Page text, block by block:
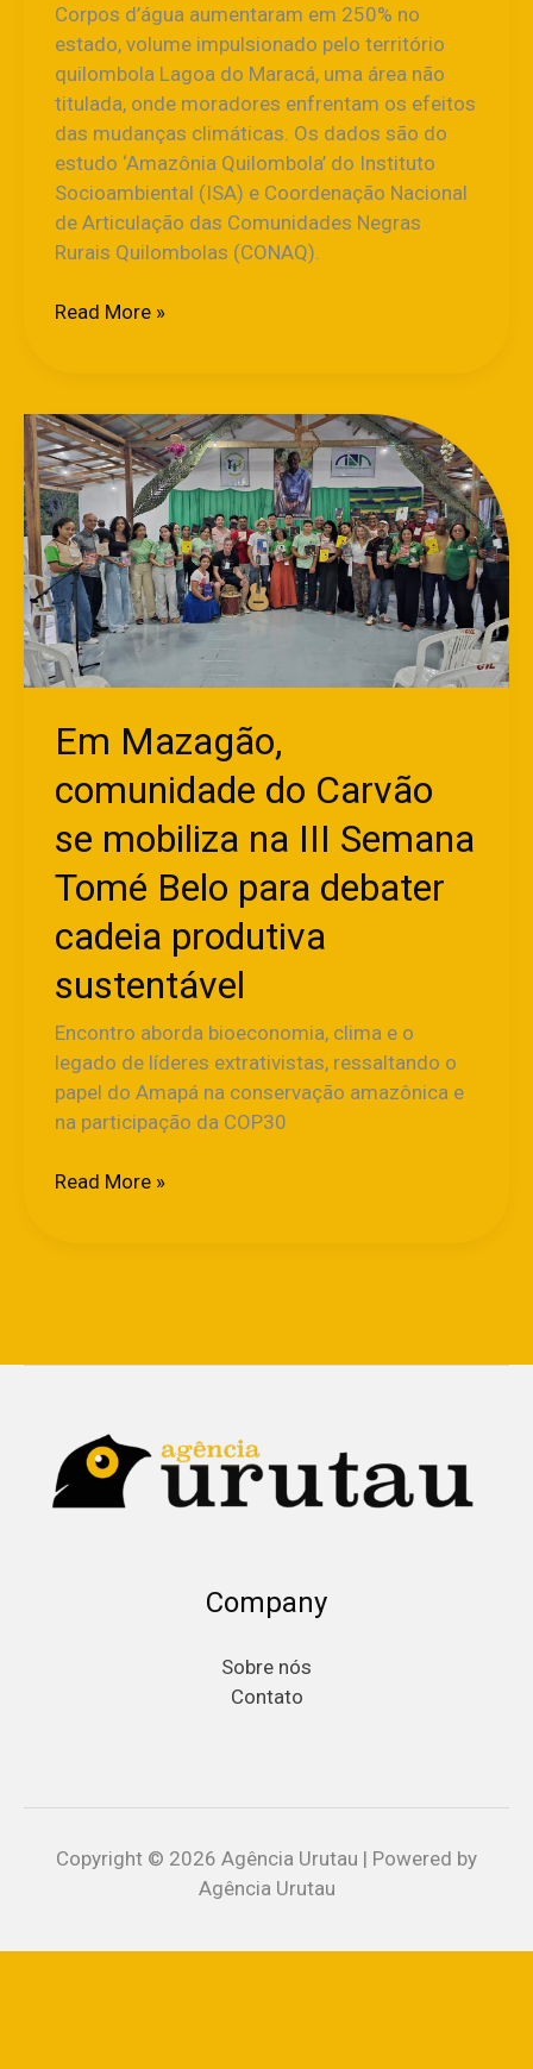
Corpos d’água aumentaram em 250% no
estado, volume impulsionado pelo território
quilombola Lagoa do Maracá, uma área não
titulada, onde moradores enfrentam os efeitos
das mudanças climáticas. Os dados são do
estudo ‘Amazônia Quilombola’ do Instituto
Socioambiental (ISA) e Coordenação Nacional
de Articulação das Comunidades Negras
Rurais Quilombolas (CONAQ).
Read More »
Em Mazagão,
comunidade do Carvão
se mobiliza na III Semana
Tomé Belo para debater
cadeia produtiva
sustentável
Encontro aborda bioeconomia, clima e o
legado de líderes extrativistas, ressaltando o
papel do Amapá na conservação amazônica e
na participação da COP30
Em
Mazagão,
comunidade
do
Carvão
se
mobiliza
na
III
Semana
Tomé
Belo
para
cadeia
produtiva
sustentável
Read More »
Company
Sobre nós
Contato
Copyright © 2026 Agência Urutau | Powered by
Agência Urutau